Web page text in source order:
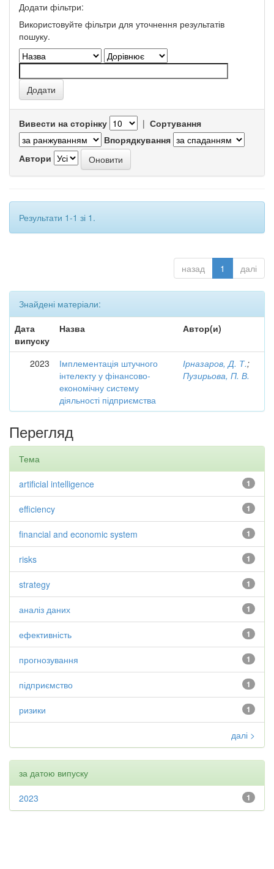
Додати фільтри:
Використовуйте фільтри для уточнення результатів
пошуку.
Вивести на сторінку | Сортування
Впорядкування
Автори
Результати 1-1 зі 1.
назад 1 далі
Знайдені матеріали:
Дата
випуску
Назва Автор(и)
2023
Імплементація штучного
інтелекту у фінансово-
економічну систему
діяльності підприємства
Ірназаров, Д. Т.;
Пузирьова, П. В.
Перегляд
Тема
1
artificial intelligence
1
efficiency
1
financial and economic system
1
risks
1
strategy
1
аналіз даних
1
ефективність
1
прогнозування
1
підприємство
1
ризики
далі >
за датою випуску
1
2023